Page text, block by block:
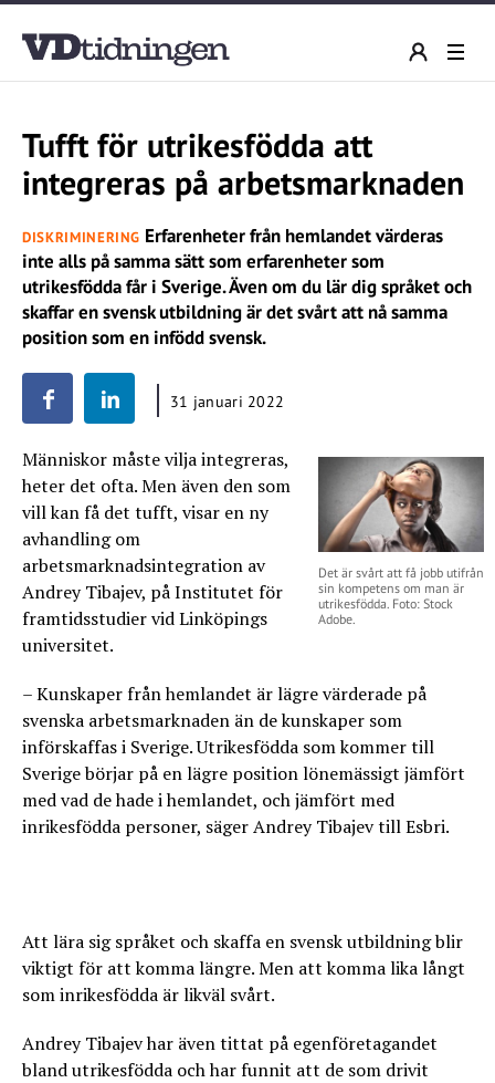
Tufft för utrikesfödda att
integreras på arbetsmarknaden
DISKRIMINERING Erfarenheter från hemlandet värderas
inte alls på samma sätt som erfarenheter som
utrikesfödda får i Sverige. Även om du lär dig språket och
skaffar en svensk utbildning är det svårt att nå samma
position som en infödd svensk.
31 januari 2022
Det är svårt att få jobb utifrån
sin kompetens om man är
utrikesfödda. Foto: Stock
Adobe.
Människor måste vilja integreras,
heter det ofta. Men även den som
vill kan få det tufft, visar en ny
avhandling om
arbetsmarknadsintegration av
Andrey Tibajev, på Institutet för
framtidsstudier vid Linköpings
universitet.
– Kunskaper från hemlandet är lägre värderade på
svenska arbetsmarknaden än de kunskaper som
införskaffas i Sverige. Utrikesfödda som kommer till
Sverige börjar på en lägre position lönemässigt jämfört
med vad de hade i hemlandet, och jämfört med
inrikesfödda personer, säger Andrey Tibajev till Esbri.
Att lära sig språket och skaffa en svensk utbildning blir
viktigt för att komma längre. Men att komma lika långt
som inrikesfödda är likväl svårt.
Andrey Tibajev har även tittat på egenföretagandet
bland utrikesfödda och har funnit att de som drivit